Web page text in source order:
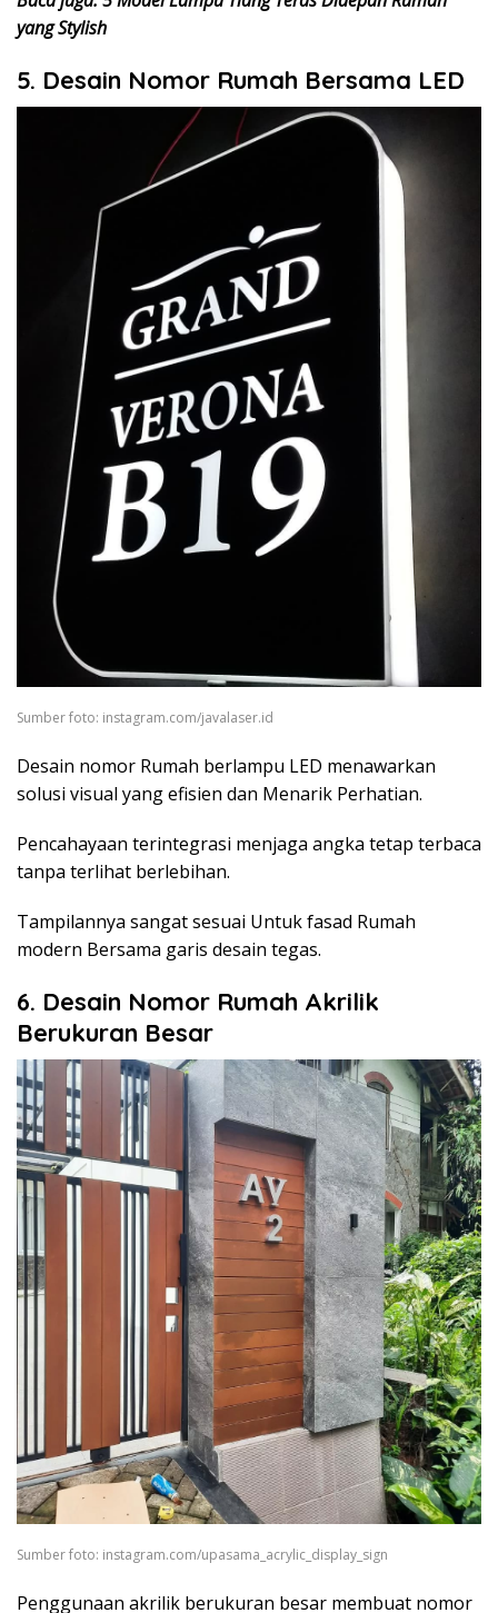
yang Stylish
5. Desain Nomor Rumah Bersama LED
Sumber foto: instagram.com/javalaser.id
Desain nomor Rumah berlampu LED menawarkan
solusi visual yang efisien dan Menarik Perhatian.
Pencahayaan terintegrasi menjaga angka tetap terbaca
tanpa terlihat berlebihan.
Tampilannya sangat sesuai Untuk fasad Rumah
modern Bersama garis desain tegas.
6. Desain Nomor Rumah Akrilik
Berukuran Besar
Sumber foto: instagram.com/upasama_acrylic_display_sign
Penggunaan akrilik berukuran besar membuat nomor